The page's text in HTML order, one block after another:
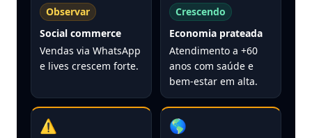
Observar
Social commerce
Vendas via WhatsApp
e lives crescem forte.
Crescendo
Economia prateada
Atendimento a +60
anos com saúde e
bem-estar em alta.
⚠️ 🌎